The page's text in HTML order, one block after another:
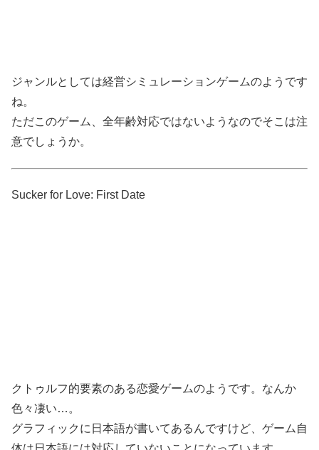
ジャンルとしては経営シミュレーションゲームのようです
ね。
ただこのゲーム、全年齢対応ではないようなのでそこは注
意でしょうか。
Sucker for Love: First Date
クトゥルフ的要素のある恋愛ゲームのようです。なんか
色々凄い…。
グラフィックに日本語が書いてあるんですけど、ゲーム自